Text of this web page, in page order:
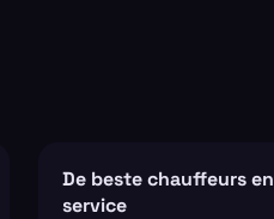
De beste chauffeurs en
service